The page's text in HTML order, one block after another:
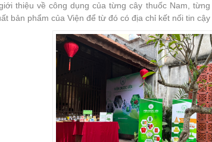
thiệu về công dụng của từng cây thuốc Nam,
bản phẩm của Viện để từ đó có địa chỉ kết nối tin